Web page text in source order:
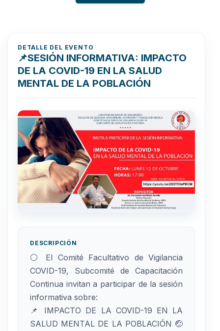
DETALLE DEL EVENTO
📌SESIÓN INFORMATIVA: IMPACTO
DE LA COVID-19 EN LA SALUD
MENTAL DE LA POBLACIÓN
DESCRIPCIÓN
⚪️ El Comité Facultativo de Vigilancia
COVID-19, Subcomité de Capacitación
Continua invitan a participar de la sesión
informativa sobre:
📌 IMPACTO DE LA COVID-19 EN LA
SALUD MENTAL DE LA POBLACIÓN 🤕